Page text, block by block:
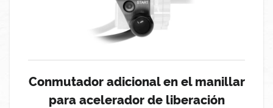
Conmutador adicional en el manillar
para acelerador de liberación